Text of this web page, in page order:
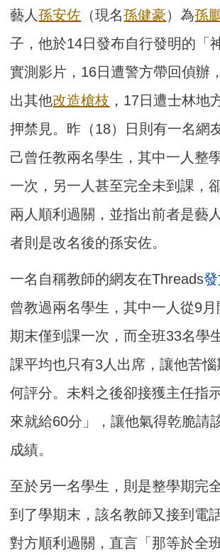
藝人孫安佐 （現名孫健豪）為孫
子，他於14日發布自行發明的「
實測影片，16日遭警方帶回偵辦
出其他改造槍枝 ，17日遭士林地
押禁見。昨（18）日則有一名網
己曾任教兩名學生，其中一人整
一次，另一人甚至完全未到課，
兩人順利過關，並指出前者是藝
者則是改名後的孫安佐。
一名自稱教師的網友在Threads
曾教過兩名學生，其中一人從9
期末僅到課一次，而全班33名學
課平均也只有3人出席，讓他苦
何評分。未料之後卻接獲主任指
來就給60分」，讓他氣得乾脆請
成績。
至於另一名學生，則是整學期完
到了學期末，該名教師又接到電
對方順利過關，直言「那等於全